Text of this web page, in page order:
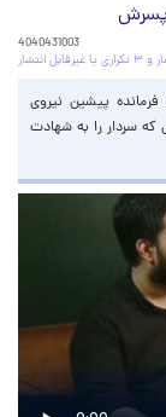
پسرش
4040431003
پیشین نیروی
که سردار را به شهادت